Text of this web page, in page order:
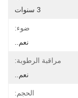
ضوء:
نعم..
مراقبة الرطوبة:
نعم..
الحجم: